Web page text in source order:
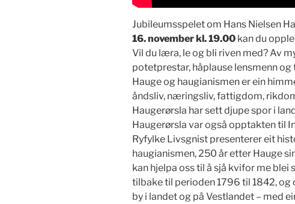
Jubileumsspelet om Hans Nielsen
16. november kl. 19.00 kan du
Vil du læra, le og bli riven med? Av
potetprestar, håplause lensmenn
Hauge og haugianismen er ein
åndsliv, næringsliv, fattigdom,
Haugerørsla har sett djupe spor i
Haugerørsla var også opptakten til
Ryfylke Livsgnist presenterer eit
haugianismen, 250 år etter Hauge
kan hjelpa oss til å sjå kvifor me blei
tilbake til perioden 1796 til 1842,
by i landet og på Vestlandet – med